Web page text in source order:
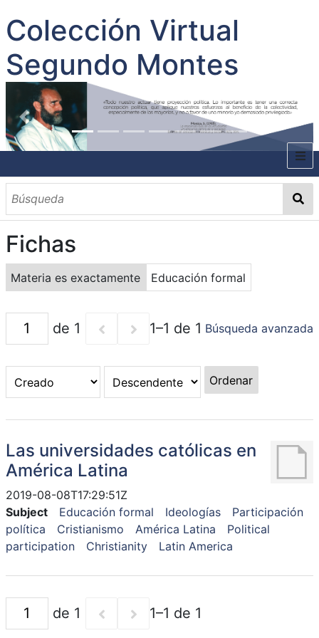
Colección Virtual
Segundo Montes
INICIO
SOBRE EL AUTOR
CONTENIDO
TODOS LOS DOCUMENTOS
CATEGORIAS
OBRAS SOBRE EL AUTOR P. SEGUNDO MONTES
MATERIAS
PALABRAS CLAVES
MULTIMEDIA
Fichas
Materia es exactamente Educación formal
de 1 1–1 de 1 Búsqueda avanzada
Ordenar
Las universidades católicas en
América Latina
2019-08-08T17:29:51Z
Subject
Educación formal Ideologías
Participación
política
Cristianismo América Latina
Political
participation
Christianity Latin America
de 1 1–1 de 1